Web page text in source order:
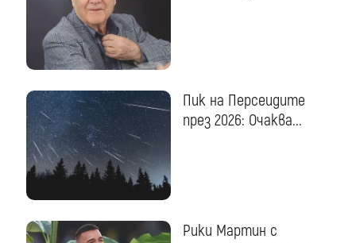
Пик на Персеидите
през 2026: Очаква...
Рики Мартин с